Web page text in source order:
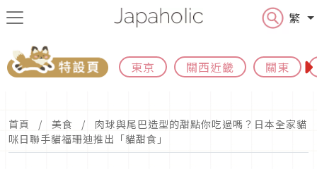
繁
東京 關西近畿 關東
首頁 美食
肉球與尾巴造型的甜點你吃過嗎？日本全家貓
咪日聯手貓福珊迪推出「貓甜食」